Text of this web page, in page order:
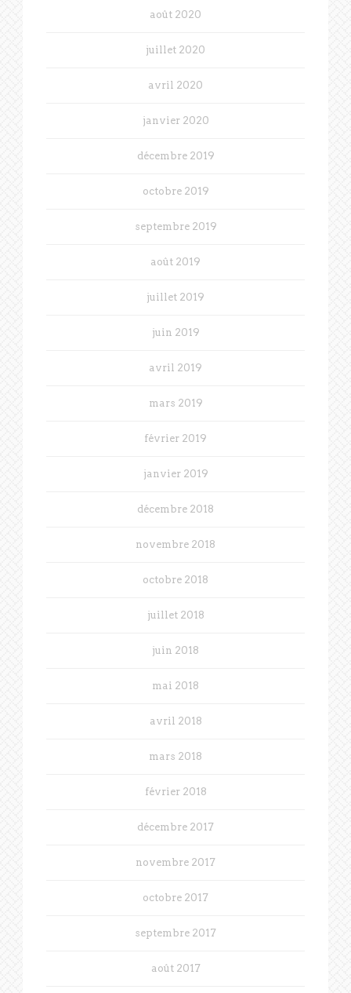
août 2020
juillet 2020
avril 2020
janvier 2020
décembre 2019
octobre 2019
septembre 2019
août 2019
juillet 2019
juin 2019
avril 2019
mars 2019
février 2019
janvier 2019
décembre 2018
novembre 2018
octobre 2018
juillet 2018
juin 2018
mai 2018
avril 2018
mars 2018
février 2018
décembre 2017
novembre 2017
octobre 2017
septembre 2017
août 2017